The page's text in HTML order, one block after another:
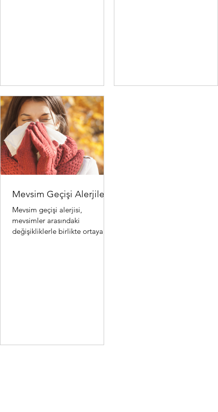
Mevsim Geçişi Alerjileri
Mevsim geçişi alerjisi,
mevsimler arasındaki
değişikliklerle birlikte ortaya